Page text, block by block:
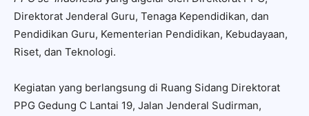
Direktorat Jenderal Guru, Tenaga Kependidikan, dan
Pendidikan Guru, Kementerian Pendidikan, Kebudayaan,
Riset, dan Teknologi.
Kegiatan yang berlangsung di Ruang Sidang Direktorat
PPG Gedung C Lantai 19, Jalan Jenderal Sudirman,